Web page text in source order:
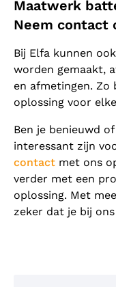
Maatwerk
Neem contact
Bij Elfa kunnen ook
worden gemaakt,
en afmetingen. Zo
oplossing voor
Ben je benieuwd
interessant zijn
contact met ons
verder met een
oplossing. Met
zeker dat je bij